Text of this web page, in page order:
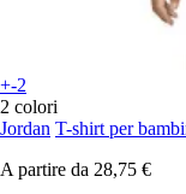
+-2
2 colori
Jordan T-shirt per
A partire da 28,75 €